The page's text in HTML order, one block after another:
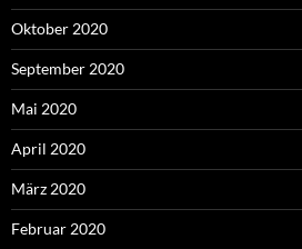
Oktober 2020
September 2020
Mai 2020
April 2020
März 2020
Februar 2020